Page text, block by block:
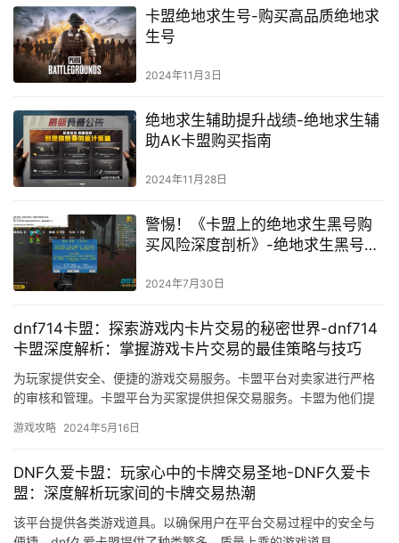
卡盟绝地求生号-购买高品质绝地求
生号
2024年11月3日
绝地求生辅助提升战绩-绝地求生辅
助AK卡盟购买指南
2024年11月28日
警惕！《卡盟上的绝地求生黑号购
买风险深度剖析》-绝地求生黑号交
2024年7月30日
dnf714卡盟：探索游戏内卡片交易的秘密世界-dnf714
卡盟深度解析：掌握游戏卡片交易的最佳策略与技巧
为玩家提供安全、便捷的游戏交易服务。卡盟平台对卖家进行严格
的审核和管理。卡盟平台为买家提供担保交易服务。卡盟为他们提
游戏攻略 2024年5月16日
DNF久爱卡盟：玩家心中的卡牌交易圣地-DNF久爱卡
盟：深度解析玩家间的卡牌交易热潮
该平台提供各类游戏道具。以确保用户在平台交易过程中的安全与